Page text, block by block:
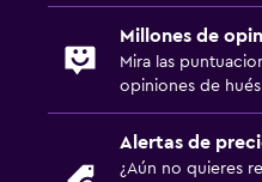
Millones de
Mira las
opiniones de
Alertas de
¿Aún no quieres